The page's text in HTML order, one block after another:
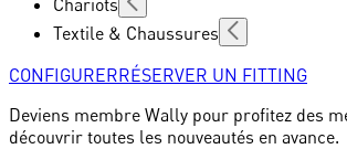
Chariots
Textile & Chaussures
CONFIGURERRÉSERVER UN FITTING
Deviens membre Wally pour profitez des
découvrir toutes les nouveautés en avance.